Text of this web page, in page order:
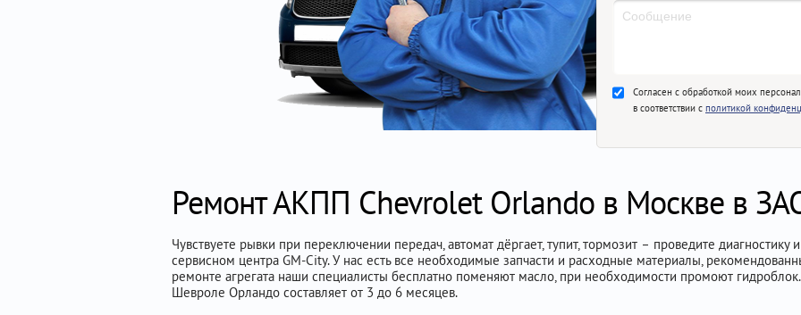
Согласен с обработкой моих
в соответствии с политикой
Ремонт АКПП Chevrolet Orlando в Москве в
Чувствуете рывки при переключении передач, автомат дёргает, тупит, тормозит – проведите
сервисном центра GM-City. У нас есть все необходимые запчасти и расходные материалы,
ремонте агрегата наши специалисты бесплатно поменяют масло, при необходимости промоют
Шевроле Орландо составляет от 3 до 6 месяцев.